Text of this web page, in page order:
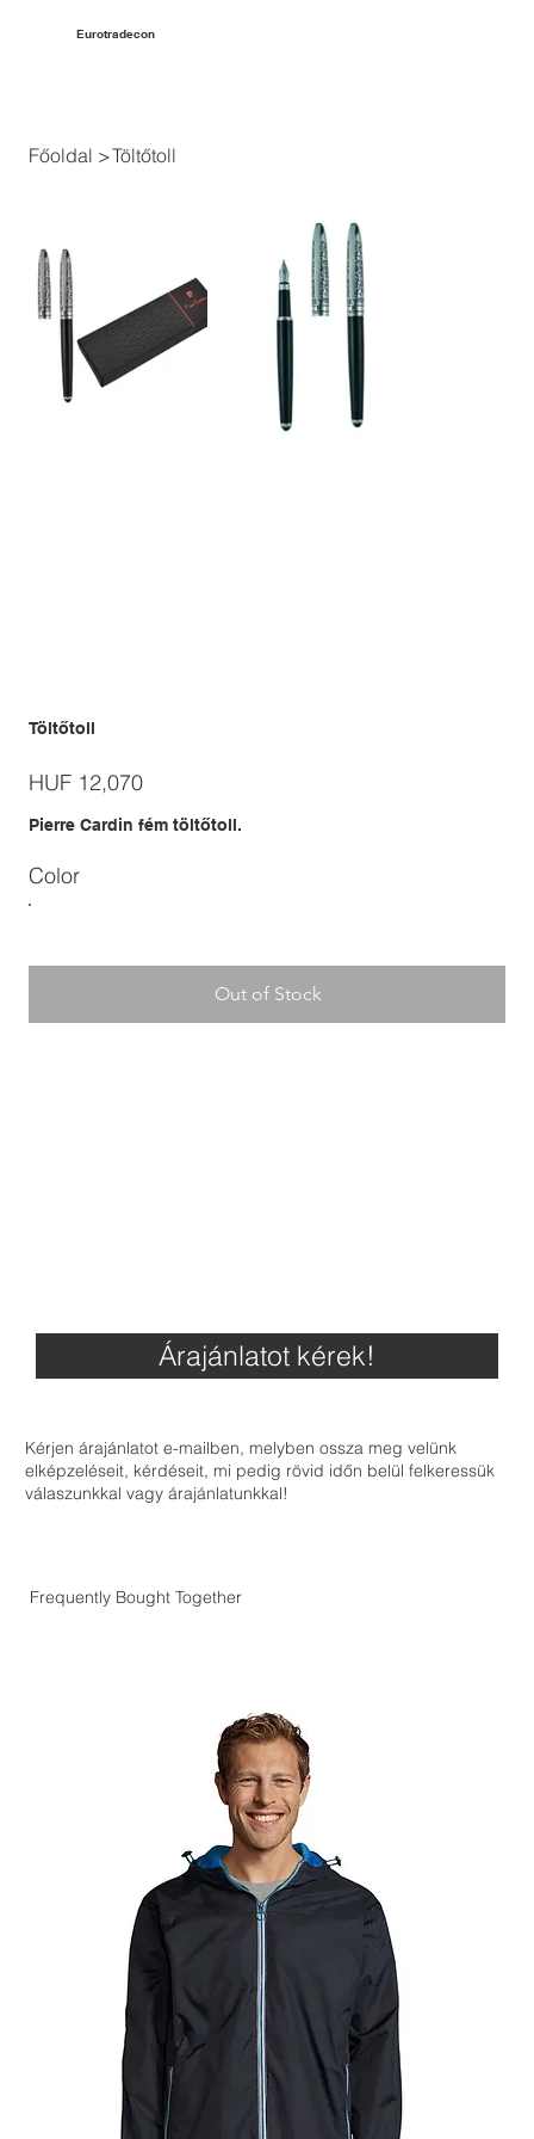
Eurotradecon
Főoldal >Töltőtoll
Töltőtoll
Price
HUF 12,070
Pierre Cardin fém töltőtoll.
Color
Out of Stock
Árajánlatot kérek!
Kérjen árajánlatot e-mailben, melyben ossza meg velünk
elképzeléseit, kérdéseit, mi pedig rövid időn belül felkeressük
válaszunkkal vagy árajánlatunkkal!
Frequently Bought Together